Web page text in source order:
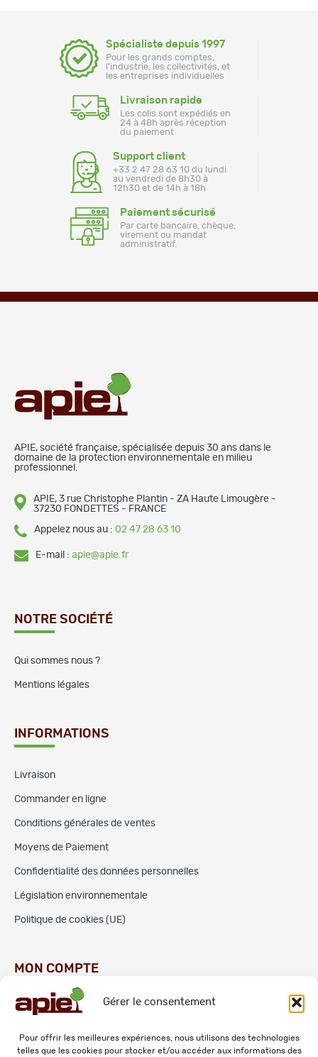
Gérer le consentement
Pour offrir les meilleures expériences, nous utilisons des technologies
telles que les cookies pour stocker et/ou accéder aux informations des
Spécialiste depuis 1997
Pour les grands comptes,
l'industrie, les collectivités, et
les entreprises individuelles
Livraison rapide
Les colis sont expédiés en
24 à 48h après réception
du paiement
Support client
+33 2 47 28 63 10 du lundi
au vendredi de 8h30 à
12h30 et de 14h à 18h
Paiement sécurisé
Par carte bancaire, chèque,
virement ou mandat
administratif.
APIE, société française, spécialisée depuis 30 ans dans le
domaine de la protection environnementale en milieu
professionnel.
APIE, 3 rue Christophe Plantin - ZA Haute Limougère -
37230 FONDETTES - FRANCE
Appelez nous au : 02 47 28 63 10
E-mail : apie@apie.fr
NOTRE SOCIÉTÉ
Qui sommes nous ?
Mentions légales
INFORMATIONS
Livraison
Commander en ligne
Conditions générales de ventes
Moyens de Paiement
Confidentialité des données personnelles
Législation environnementale
Politique de cookies (UE)
MON COMPTE
Commandes
Adresses